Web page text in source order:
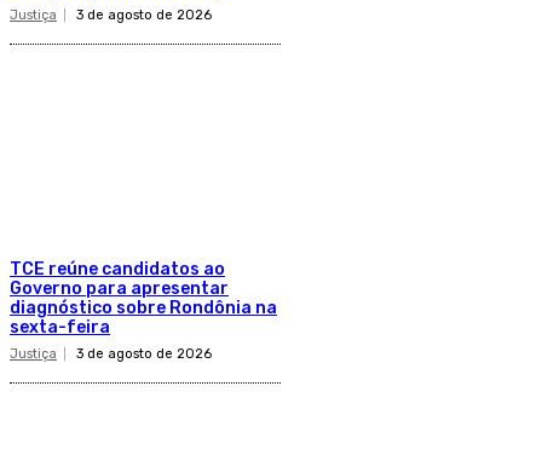
Justiça 3 de agosto de 2026
TCE reúne candidatos ao
Governo para apresentar
diagnóstico sobre Rondônia na
sexta-feira
Justiça 3 de agosto de 2026